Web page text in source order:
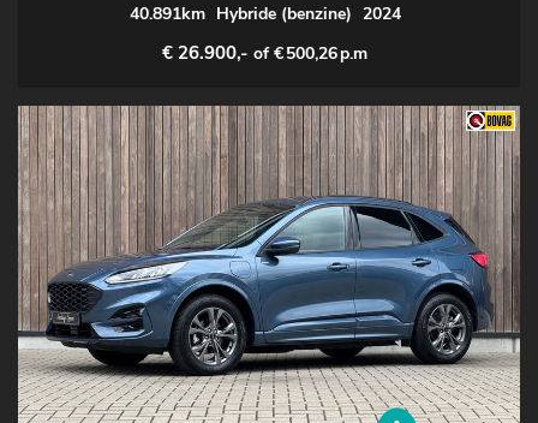
40.891km Hybride (benzine) 2024
€ 26.900,- of €500,26p.m